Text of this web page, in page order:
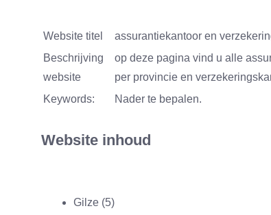
Website titel
assurantiekantoor en
Beschrijving
website
op deze pagina vind u alle
per provincie en
Keywords:
Nader te bepalen.
Website inhoud
Gilze (5)